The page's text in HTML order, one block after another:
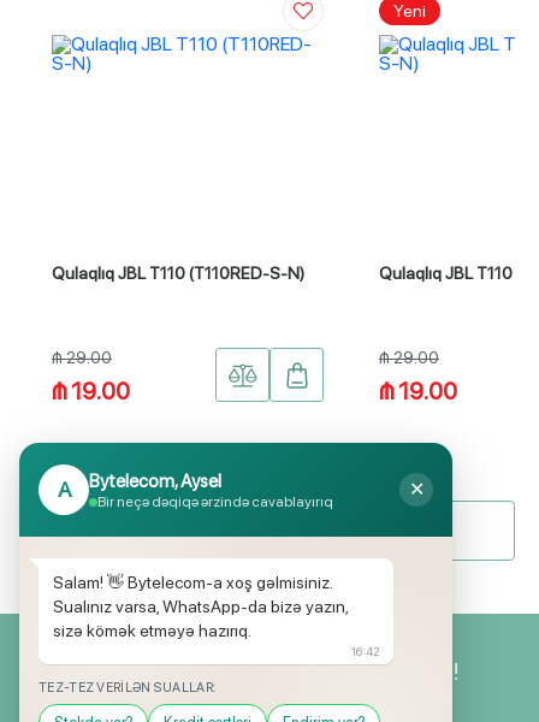
Qulaqlıq JBL T110 (T110RED-S-N)
₼ 29.00
₼ 19.00
Yeni
Qulaqlıq JBL T110
₼ 29.00
₼ 19.00
Yeniliklərimizdən ilk siz xəbərdar olun!
A Bytelecom, Aysel
Bir neçə dəqiqə ərzində cavablayırıq
✕
Salam! 👋 Bytelecom-a xoş gəlmisiniz.
Sualınız varsa, WhatsApp-da bizə yazın,
sizə kömək etməyə hazırıq.
16:42
TEZ-TEZ VERILƏN SUALLAR: